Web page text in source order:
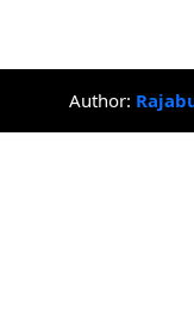
Author: